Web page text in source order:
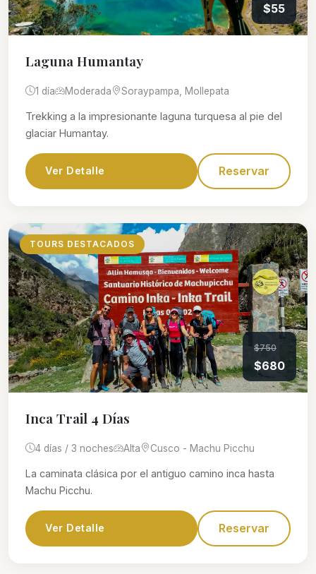
$55
Laguna Humantay
1 día Moderada Soraypampa, Mollepata
Trekking a la impresionante laguna turquesa al pie del
glaciar Humantay.
Ver Detalle Reservar
TOURS DESTACADOS
$750
$680
Inca Trail 4 Días
4 días / 3 noches Alta Cusco - Machu Picchu
La caminata clásica por el antiguo camino inca hasta
Machu Picchu.
Ver Detalle Reservar